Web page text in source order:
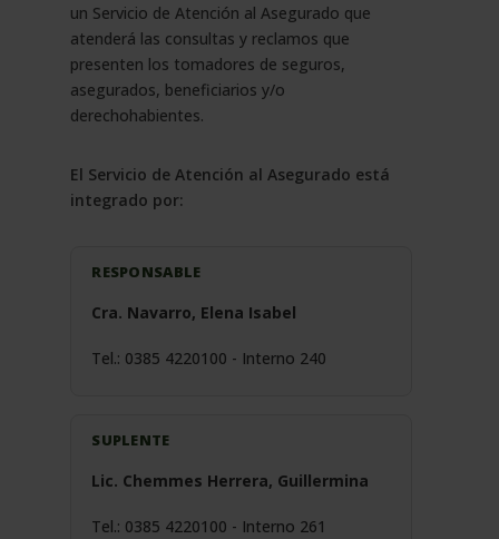
un Servicio de Atención al Asegurado que
atenderá las consultas y reclamos que
presenten los tomadores de seguros,
asegurados, beneficiarios y/o
derechohabientes.
El Servicio de Atención al Asegurado está
integrado por:
RESPONSABLE
Cra. Navarro, Elena Isabel
Tel.: 0385 4220100 - Interno 240
SUPLENTE
Lic. Chemmes Herrera, Guillermina
Tel.: 0385 4220100 - Interno 261